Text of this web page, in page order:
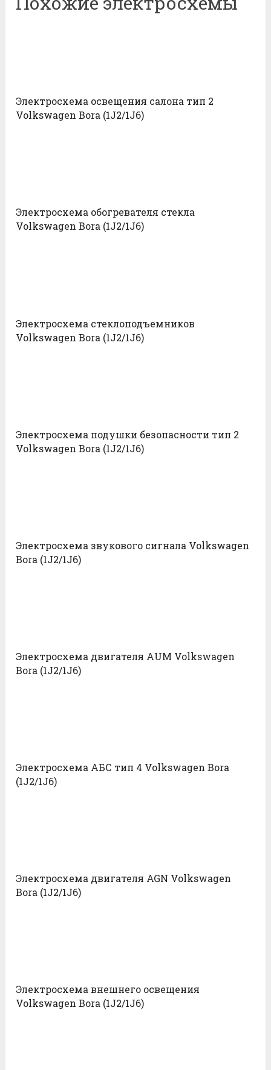
Электросхема освещения салона тип 2
Volkswagen Bora (1J2/1J6)
Электросхема обогревателя стекла
Volkswagen Bora (1J2/1J6)
Электросхема стеклоподъемников
Volkswagen Bora (1J2/1J6)
Электросхема подушки безопасности тип 2
Volkswagen Bora (1J2/1J6)
Электросхема звукового сигнала Volkswagen
Bora (1J2/1J6)
Электросхема двигателя AUM Volkswagen
Bora (1J2/1J6)
Электросхема АБС тип 4 Volkswagen Bora
(1J2/1J6)
Электросхема двигателя AGN Volkswagen
Bora (1J2/1J6)
Электросхема внешнего освещения
Volkswagen Bora (1J2/1J6)